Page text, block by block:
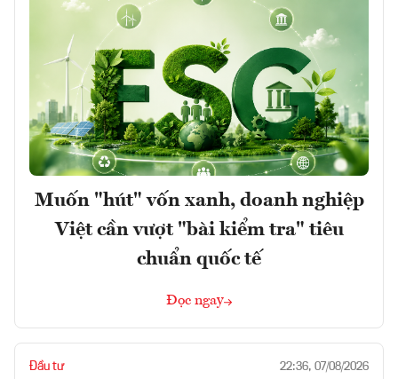
Muốn "hút" vốn xanh, doanh nghiệp
Việt cần vượt "bài kiểm tra" tiêu
chuẩn quốc tế
Đọc ngay
Đầu tư 22:36, 07/08/2026